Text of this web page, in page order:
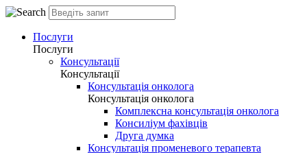
Послуги
Послуги
Консультації
Консультації
Консультація онколога
Консультація онколога
Комплексна консультація онколога
Консиліум фахівців
Друга думка
Консультація променевого терапевта